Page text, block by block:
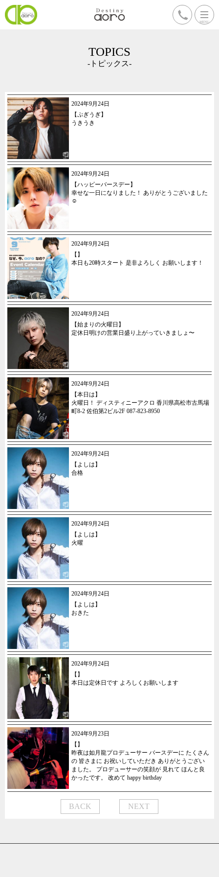
TOPICS
-トピックス-
2024年9月24日
【ぷぎうぎ】
うきうき
2024年9月24日
【ハッピーバースデー】
幸せな一日になりました！ ありがとうございました
☺️
2024年9月24日
【】
本日も20時スタート 是非よろしく お願いします！
2024年9月24日
【始まりの火曜日】
定休日明けの営業日盛り上がっていきましょ〜
2024年9月24日
【本日は】
火曜日！ ディスティニーアクロ 香川県高松市古馬場
町8-2 佐伯第2ビル2F 087-823-8950
2024年9月24日
【よしは】
合格
2024年9月24日
【よしは】
火曜
2024年9月24日
【よしは】
おきた
2024年9月24日
【】
本日は定休日です よろしくお願いします
2024年9月23日
【】
昨夜は如月龍プロデューサー バースデーに たくさん
の 皆さまに お祝いしていただき ありがとうござい
ました。 プロデューサーの笑顔が 見れて ほんと良
かったです。 改めて happy birthday
BACK NEXT